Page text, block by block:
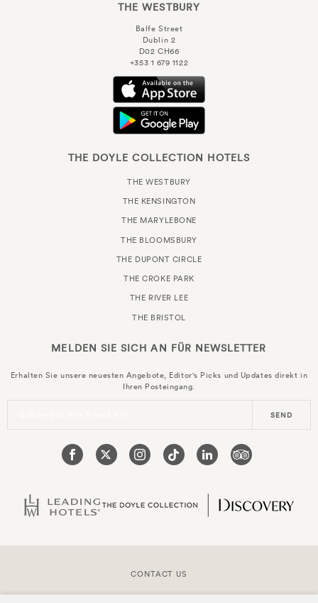
THE WESTBURY
Balfe Street
Dublin 2
D02 CH66
+353 1 679 1122
THE DOYLE COLLECTION HOTELS
THE WESTBURY
THE KENSINGTON
THE MARYLEBONE
THE BLOOMSBURY
THE DUPONT CIRCLE
THE CROKE PARK
THE RIVER LEE
THE BRISTOL
MELDEN SIE SICH AN FÜR NEWSLETTER
Erhalten Sie unsere neuesten Angebote, Editor's Picks und Updates direkt in
Ihren Posteingang.
SEND
CONTACT US